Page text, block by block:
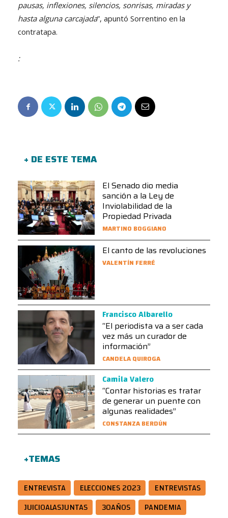
pausas, inflexiones, silencios, sonrisas, miradas y
hasta alguna carcajada”, apuntó Sorrentino en la
contratapa.
:
+ DE ESTE TEMA
El Senado dio media
sanción a la Ley de
Inviolabilidad de la
Propiedad Privada
MARTINO BOGGIANO
El canto de las revoluciones
VALENTÍN FERRÉ
Francisco Albarello
“El periodista va a ser cada
vez más un curador de
información”
CANDELA QUIROGA
Camila Valero
“Contar historias es tratar
de generar un puente con
algunas realidades”
CONSTANZA BERDÚN
+TEMAS
ENTREVISTA ELECCIONES 2023
ENTREVISTAS
JUICIOALASJUNTAS
30AÑOS
PANDEMIA